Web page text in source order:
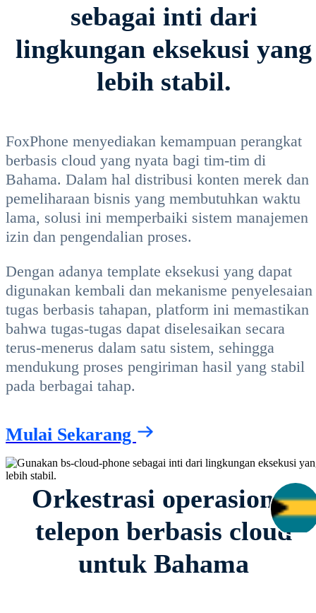
sebagai inti dari
lingkungan eksekusi yang
lebih stabil.
FoxPhone menyediakan kemampuan perangkat
berbasis cloud yang nyata bagi tim-tim di
Bahama. Dalam hal distribusi konten merek dan
pemeliharaan bisnis yang membutuhkan waktu
lama, solusi ini memperbaiki sistem manajemen
izin dan pengendalian proses.
Dengan adanya template eksekusi yang dapat
digunakan kembali dan mekanisme penyelesaian
tugas berbasis tahapan, platform ini memastikan
bahwa tugas-tugas dapat diselesaikan secara
terus-menerus dalam satu sistem, sehingga
mendukung proses pengiriman hasil yang stabil
pada berbagai tahap.
Mulai Sekarang
Orkestrasi operasional
telepon berbasis cloud
untuk Bahama